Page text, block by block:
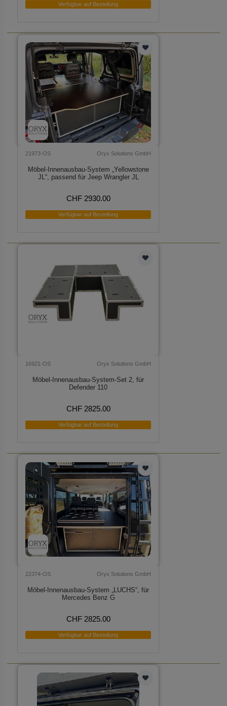
Verfügbar auf Bestellung
21973-OS Oryx Solutions GmbH
Möbel-Innenausbau-System „Yellowstone
JL“, passend für Jeep Wrangler JL
CHF 2930.00
Verfügbar auf Bestellung
16921-OS Oryx Solutions GmbH
Möbel-Innenausbau-System-Set 2, für
Defender 110
CHF 2825.00
Verfügbar auf Bestellung
22374-OS Oryx Solutions GmbH
Möbel-Innenausbau-System „LUCHS“, für
Mercedes Benz G
CHF 2825.00
Verfügbar auf Bestellung